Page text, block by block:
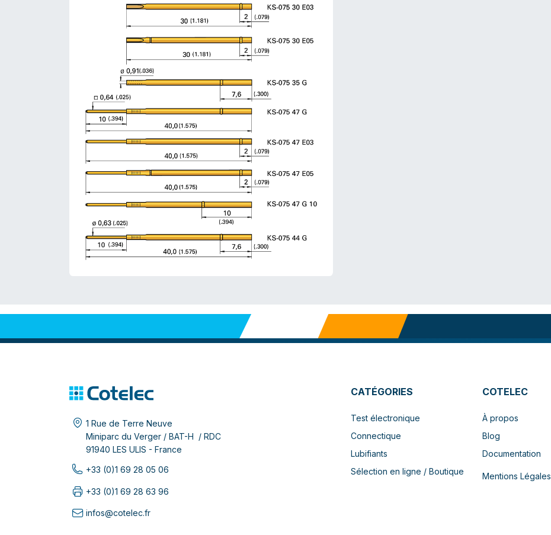
1 Rue de Terre Neuve
Miniparc du Verger / BAT-H / RDC
91940 LES ULIS - France
+33 (0)1 69 28 05 06
+33 (0)1 69 28 63 96
infos@cotelec.fr
CATÉGORIES
Test électronique
Connectique
Lubifiants
Sélection en ligne / Boutique
COTELEC
À propos
Blog
Documentation
Mentions Légales